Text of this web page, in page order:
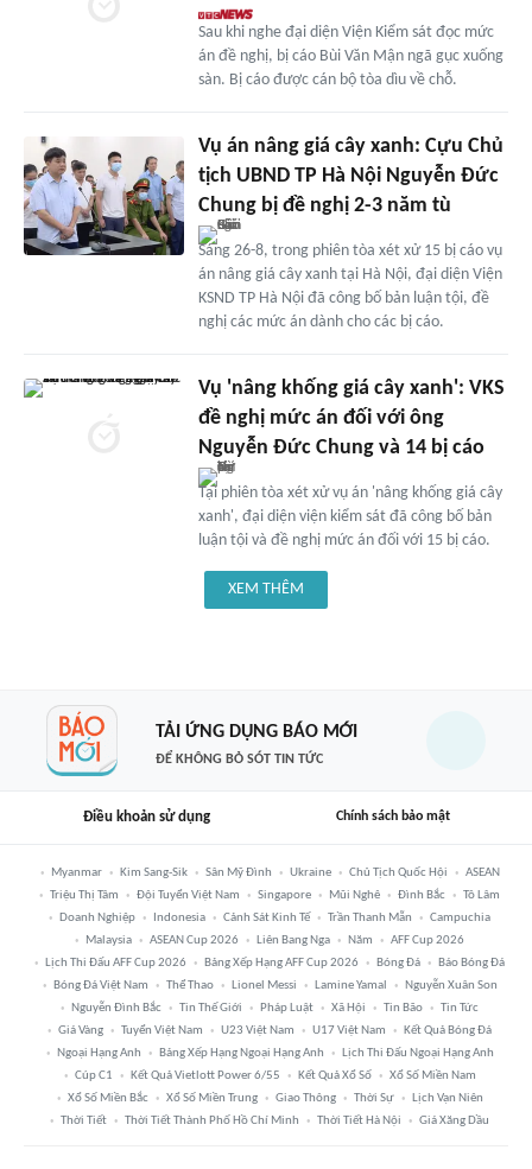
Sau khi nghe đại diện Viện Kiểm sát đọc mức
án đề nghị, bị cáo Bùi Văn Mận ngã gục xuống
sàn. Bị cáo được cán bộ tòa dìu về chỗ.
Vụ án nâng giá cây xanh: Cựu Chủ
tịch UBND TP Hà Nội Nguyễn Đức
Chung bị đề nghị 2-3 năm tù
Sáng 26-8, trong phiên tòa xét xử 15 bị cáo vụ
án nâng giá cây xanh tại Hà Nội, đại diện Viện
KSND TP Hà Nội đã công bố bản luận tội, đề
nghị các mức án dành cho các bị cáo.
Vụ 'nâng khống giá cây xanh': VKS
đề nghị mức án đối với ông
Nguyễn Đức Chung và 14 bị cáo
Tại phiên tòa xét xử vụ án 'nâng khống giá cây
xanh', đại diện viện kiểm sát đã công bố bản
luận tội và đề nghị mức án đối với 15 bị cáo.
XEM THÊM
TẢI ỨNG DỤNG BÁO MỚI
ĐỂ KHÔNG BỎ SÓT TIN TỨC
Điều khoản sử dụng Chính sách bảo mật
Myanmar Kim Sang-Sik Sân Mỹ Đình Ukraine Chủ Tịch Quốc Hội
ASEAN
Triệu Thị Tâm
Đội Tuyển Việt Nam Singapore Mũi Nghê Đình Bắc
Tô Lâm
Doanh Nghiệp
Indonesia Cảnh Sát Kinh Tế Trần Thanh Mẫn
Campuchia
Malaysia
ASEAN Cup 2026 Liên Bang Nga Năm
AFF Cup 2026
Lịch Thi Đấu AFF Cup 2026
Bảng Xếp Hạng AFF Cup 2026 Bóng Đá
Báo Bóng Đá
Bóng Đá Việt Nam
Thể Thao Lionel Messi Lamine Yamal
Nguyễn Xuân Son
Nguyễn Đình Bắc
Tin Thế Giới Pháp Luật Xã Hội Tin Bão
Tin Tức
Giá Vàng
Tuyển Việt Nam U23 Việt Nam U17 Việt Nam
Kết Quả Bóng Đá
Ngoại Hạng Anh
Bảng Xếp Hạng Ngoại Hạng Anh
Lịch Thi Đấu Ngoại Hạng Anh
Cúp C1
Kết Quả Vietlott Power 6/55 Kết Quả Xổ Số
Xổ Số Miền Nam
Xổ Số Miền Bắc
Xổ Số Miền Trung Giao Thông Thời Sự
Lịch Vạn Niên
Thời Tiết
Thời Tiết Thành Phố Hồ Chí Minh Thời Tiết Hà Nội Giá Xăng Dầu